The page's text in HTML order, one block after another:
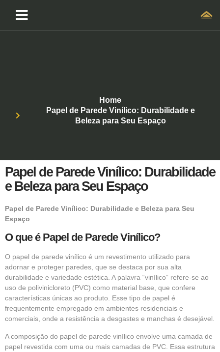
Home
Papel de Parede Vinílico: Durabilidade e
Beleza para Seu Espaço
Papel de Parede Vinílico: Durabilidade
e Beleza para Seu Espaço
Papel de Parede Vinílico: Durabilidade e Beleza para Seu
Espaço
O que é Papel de Parede Vinílico?
O papel de parede vinílico é um revestimento utilizado para
adornar e proteger paredes, que se destaca por sua alta
durabilidade e variedade estética. A palavra “vinílico” refere-se ao
uso de polivinicloreto (PVC) como material base, que confere
características únicas ao produto. Esse tipo de papel é
frequentemente empregado em ambientes residenciais e
comerciais, onde a resistência a desgastes e manchas é desejável.
A composição do papel de parede vinílico envolve uma camada de
papel revestida com uma ou mais camadas de PVC. Essa estrutura